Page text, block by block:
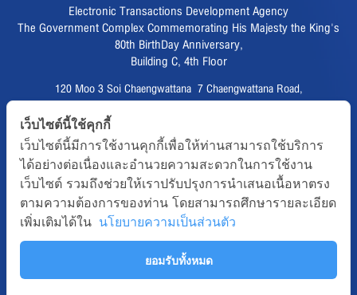
Electronic Transactions Development Agency
The Government Complex Commemorating His Majesty the King's
80th BirthDay Anniversary,
Building C, 4th Floor
120 Moo 3 Soi Chaengwattana 7 Chaengwattana Road,
Fax :02 123 1200
CAll CENTER :
02 123 1234
email :info@etda.or.th
Follows
Copyright © 2020, All right reserved.ETDA | Electronic Transactions
Development Agency
เว็บไซต์นี้ใช้คุกกี้
เว็บไซต์นี้มีการใช้งานคุกกี้เพื่อให้ท่านสามารถใช้บริการ
ได้อย่างต่อเนื่องและอำนวยความสะดวกในการใช้งาน
เว็บไซต์ รวมถึงช่วยให้เราปรับปรุงการนำเสนอเนื้อหาตรง
ตามความต้องการของท่าน โดยสามารถศึกษารายละเอียด
เพิ่มเติมได้ใน นโยบายความเป็นส่วนตัว
ยอมรับทั้งหมด